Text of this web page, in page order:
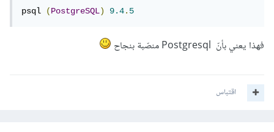
psql (PostgreSQL) 9.4.5
فهذا يعني بأنّ Postgresql منصّبة بنجاح
اقتباس